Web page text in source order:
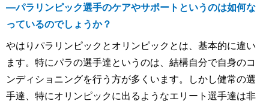
―パラリンピック選手のケアやサポートというのは如何な
っているのでしょうか？
やはりパラリンピックとオリンピックとは、基本的に違い
ます。特にパラの選手達というのは、結構自分で自身のコ
ンディショニングを行う方が多くいます。しかし健常の選
手達、特にオリンピックに出るようなエリート選手達は非